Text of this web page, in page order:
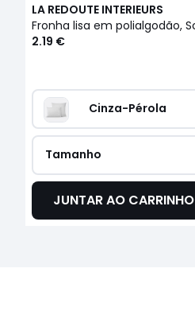
LA REDOUTE INTERIEURS
2.19 €
Cinza-Pérola
Tamanho
JUNTAR AO CARRINHO